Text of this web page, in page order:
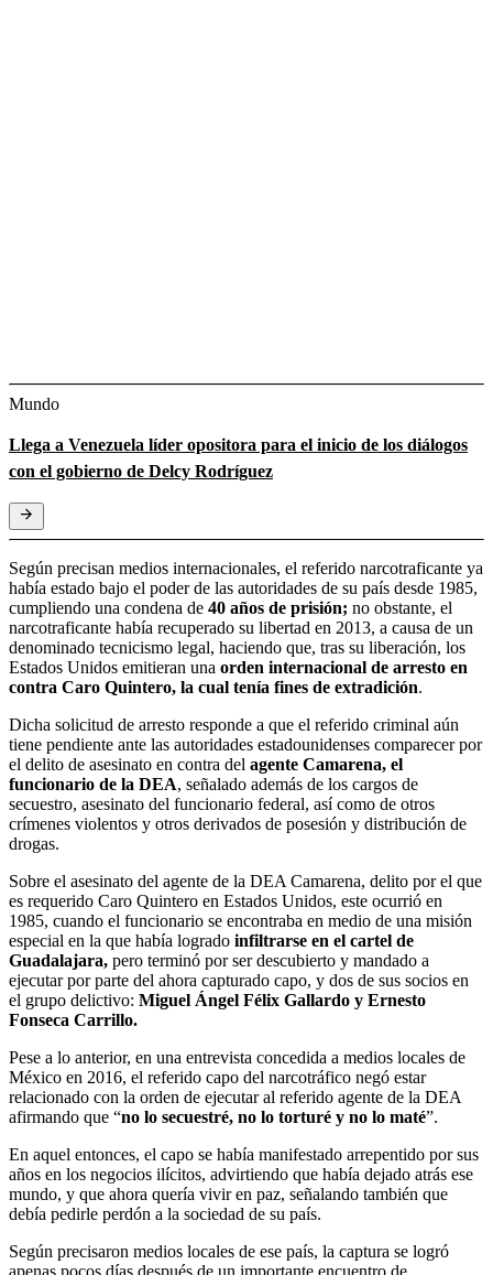
Mundo
Llega a Venezuela líder opositora para el inicio de los diálogos
con el gobierno de Delcy Rodríguez
Según precisan medios internacionales, el referido narcotraficante ya
había estado bajo el poder de las autoridades de su país desde 1985,
cumpliendo una condena de 40 años de prisión; no obstante, el
narcotraficante había recuperado su libertad en 2013, a causa de un
denominado tecnicismo legal, haciendo que, tras su liberación, los
Estados Unidos emitieran una orden internacional de arresto en
contra Caro Quintero, la cual tenía fines de extradición.
Dicha solicitud de arresto responde a que el referido criminal aún
tiene pendiente ante las autoridades estadounidenses comparecer por
el delito de asesinato en contra del agente Camarena, el
funcionario de la DEA, señalado además de los cargos de
secuestro, asesinato del funcionario federal, así como de otros
crímenes violentos y otros derivados de posesión y distribución de
drogas.
Sobre el asesinato del agente de la DEA Camarena, delito por el que
es requerido Caro Quintero en Estados Unidos, este ocurrió en
1985, cuando el funcionario se encontraba en medio de una misión
especial en la que había logrado infiltrarse en el cartel de
Guadalajara, pero terminó por ser descubierto y mandado a
ejecutar por parte del ahora capturado capo, y dos de sus socios en
el grupo delictivo: Miguel Ángel Félix Gallardo y Ernesto
Fonseca Carrillo.
Pese a lo anterior, en una entrevista concedida a medios locales de
México en 2016, el referido capo del narcotráfico negó estar
relacionado con la orden de ejecutar al referido agente de la DEA
afirmando que “no lo secuestré, no lo torturé y no lo maté”.
En aquel entonces, el capo se había manifestado arrepentido por sus
años en los negocios ilícitos, advirtiendo que había dejado atrás ese
mundo, y que ahora quería vivir en paz, señalando también que
debía pedirle perdón a la sociedad de su país.
Según precisaron medios locales de ese país, la captura se logró
apenas pocos días después de un importante encuentro de